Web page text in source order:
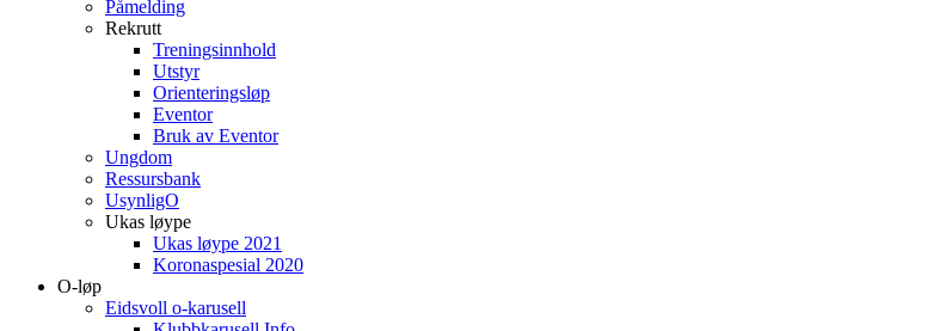
Påmelding
Rekrutt
Treningsinnhold
Utstyr
Orienteringsløp
Eventor
Bruk av Eventor
Ungdom
Ressursbank
UsynligO
Ukas løype
Ukas løype 2021
Koronaspesial 2020
O-løp
Eidsvoll o-karusell